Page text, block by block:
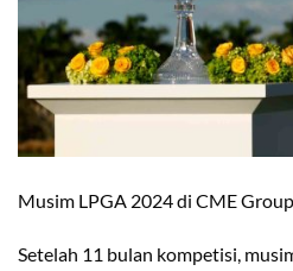
Musim LPGA 2024 di CME
Setelah 11 bulan kompetisi,